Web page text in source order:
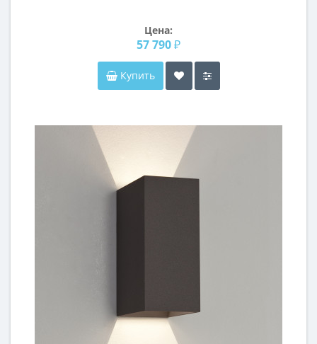
Цена:
57 790 ₽
Купить